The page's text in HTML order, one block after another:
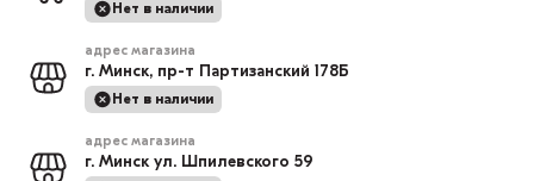
Нет в наличии
адрес магазина
г. Минск, пр-т Партизанский 178Б
Нет в наличии
адрес магазина
г. Минск ул. Шпилевского 59